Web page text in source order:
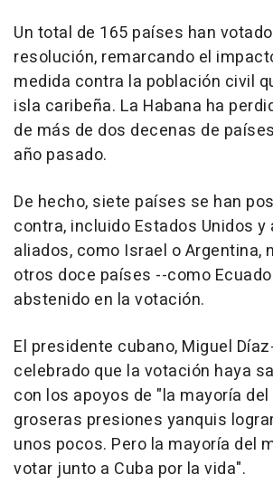
Un total de 165 países han
resolución, remarcando el
medida contra la población civil
isla caribeña. La Habana ha
de más de dos decenas de
año pasado.
De hecho, siete países se han
contra, incluido Estados Unidos
aliados, como Israel o Argentina,
otros doce países --como
abstenido en la votación.
El presidente cubano, Miguel
celebrado que la votación haya
con los apoyos de "la mayoría
groseras presiones yanquis
unos pocos. Pero la mayoría del
votar junto a Cuba por la vida".